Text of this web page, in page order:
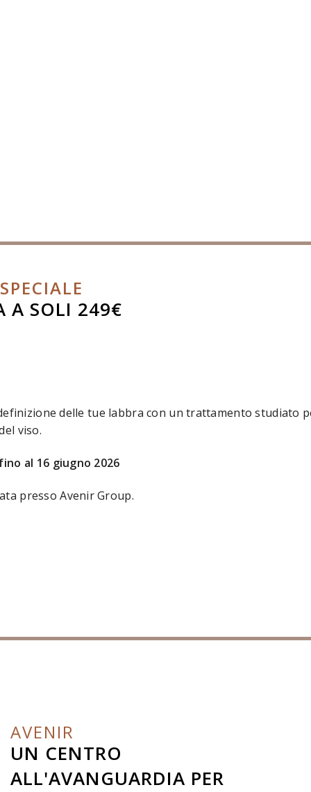
A SOLI 249€
delle tue labbra con un trattamento studiato
viso.
al 16 giugno 2026
presso Avenir Group.
AVENIR
UN CENTRO
ALL'AVANGUARDIA PER